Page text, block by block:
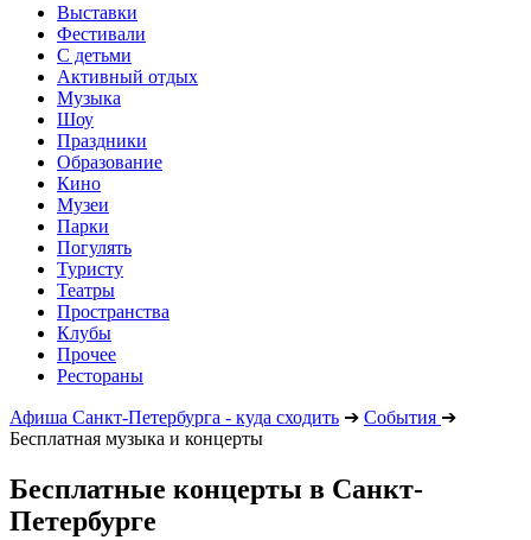
Выставки
Фестивали
С детьми
Активный отдых
Музыка
Шоу
Праздники
Образование
Кино
Музеи
Парки
Погулять
Туристу
Театры
Пространства
Клубы
Прочее
Рестораны
Афиша Санкт-Петербурга - куда сходить ➔ События ➔
Бесплатная музыка и концерты
Бесплатные концерты в Санкт-
Петербурге